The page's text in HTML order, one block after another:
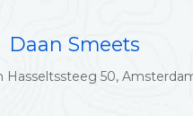
Daan Smeets
Hasseltssteeg 50,